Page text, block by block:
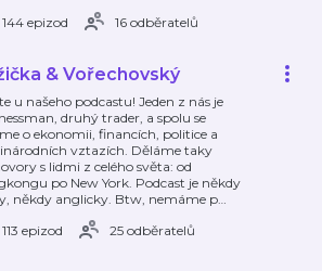
144 epizod
16 odběratelů
& Vořechovský
u našeho podcastu! Jeden z nás je
druhý trader, a spolu se
o ekonomii, financích, politice a
vztazích. Děláme taky
s lidmi z celého světa: od
po New York. Podcast je někdy
někdy anglicky. Btw, nemáme p…
113 epizod
25 odběratelů